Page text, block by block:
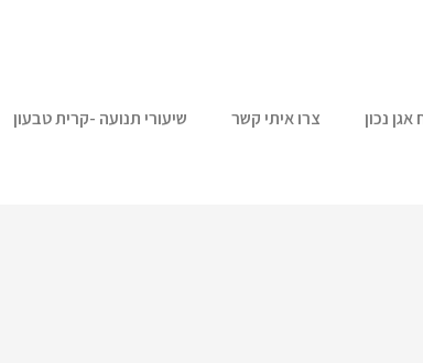
נכון צרו איתי קשר שיעורי תנועה -קרית טבעון